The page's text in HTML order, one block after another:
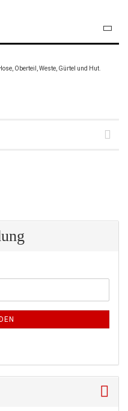
Oberteil, Weste, Gürtel und Hut.